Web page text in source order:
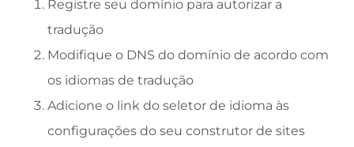
Registre seu domínio para autorizar a
tradução
Modifique o DNS do domínio de acordo com
os idiomas de tradução
Adicione o link do seletor de idioma às
configurações do seu construtor de sites